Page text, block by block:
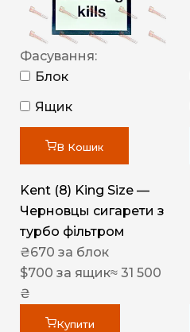
Фасування:
Блок
Ящик
В Кошик
Kent (8) King Size —
Черновцы сигарети з
турбо фільтром
₴670 за блок
$700 за ящик≈ 31 500
₴
Купити